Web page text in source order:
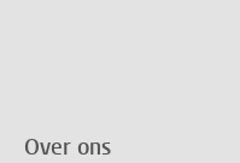
Over ons